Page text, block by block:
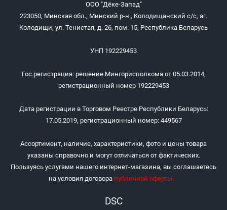
ООО "Дёке-Запад"
223050, Минская обл., Минский р-н., Колодищанский с/с, аг.
Колодищи, ул. Тенистая, д. 26, пом. 15, Республика Беларусь
УНП 192229453
Гос.регистрация: решение Мингорисполкома от 05.03.2014,
регистрационный номер 192229453
Дата регистрации в Торговом Реестре Республики Беларусь:
17.05.2019, регистрационный номер: 449567
Ассортимент, наличие, характеристики, фото и цены товара
указаны справочно и могут отличаться от фактических.
Пользуясь услугами нашего интернет-магазина, вы соглашаетесь
на условия договора публичной оферты.
DSC